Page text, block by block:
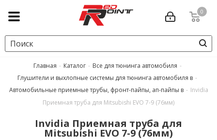
0
Главная - Каталог - Все для тюнинга автомобиля -
Глушители и выхлопные системы для тюнинга автомобиля в -
Автомобильные приемные трубы, фронт-пайпы, ап-пайпы в - Invidia
Приемная труба для Mitsubishi EVO 7-9 (76мм)
Invidia Приемная труба для
Mitsubishi EVO 7-9 (76мм)